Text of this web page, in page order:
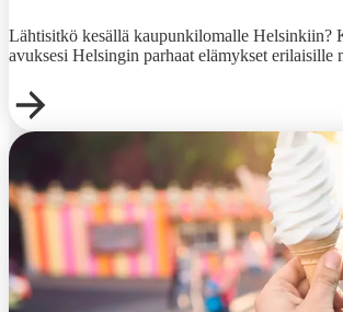
Lähtisitkö kesällä kaupunkilomalle Helsinkiin?
avuksesi Helsingin parhaat elämykset erilaisille